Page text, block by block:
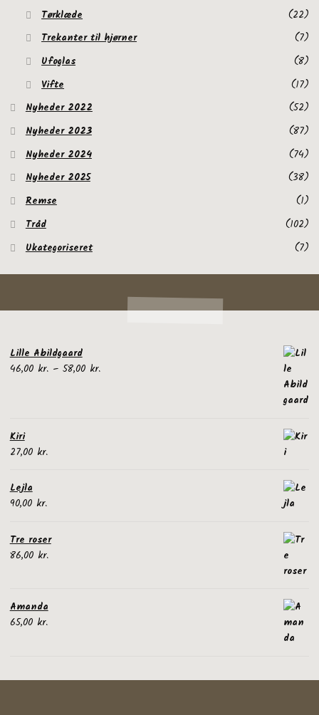
Tørklæde
(22)
Trekanter til hjørner
(7)
Ufoglas
(8)
Vifte
(17)
Nyheder 2022
(52)
Nyheder 2023
(87)
Nyheder 2024
(74)
Nyheder 2025
(38)
Remse
(1)
Tråd
(102)
Ukategoriseret
(7)
Lille Abildgaard
46,00 kr. – 58,00 kr.Prisinterval:
Kiri
27,00 kr.
Lejla
90,00 kr.
Tre roser
86,00 kr.
Amanda
65,00 kr.